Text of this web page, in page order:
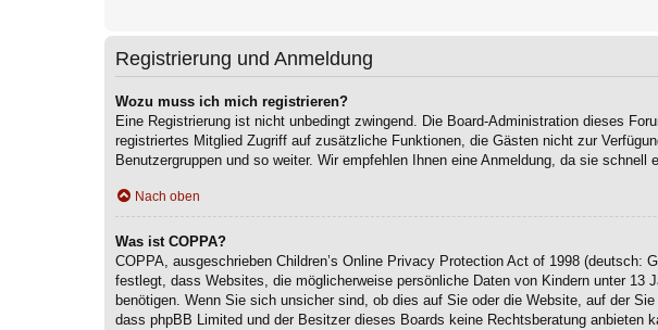
Registrierung und Anmeldung
Wozu muss ich mich registrieren?
Eine Registrierung ist nicht unbedingt zwingend. Die Board-Administration dieses
registriertes Mitglied Zugriff auf zusätzliche Funktionen, die Gästen nicht zur
Benutzergruppen und so weiter. Wir empfehlen Ihnen eine Anmeldung, da sie schnell
Nach oben
Was ist COPPA?
COPPA, ausgeschrieben Children’s Online Privacy Protection Act of 1998
festlegt, dass Websites, die möglicherweise persönliche Daten von Kindern unter 13
benötigen. Wenn Sie sich unsicher sind, ob dies auf Sie oder die Website, auf der
dass phpBB Limited und der Besitzer dieses Boards keine Rechtsberatung